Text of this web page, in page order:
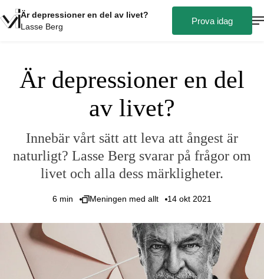
Är depressioner en del
av livet?
Innebär vårt sätt att leva att ångest är
naturligt? Lasse Berg svarar på frågor om
livet och alla dess märkligheter.
6 min Meningen med allt 14 okt 2021
Är depressioner en del av livet?
Lasse Berg
Prova idag